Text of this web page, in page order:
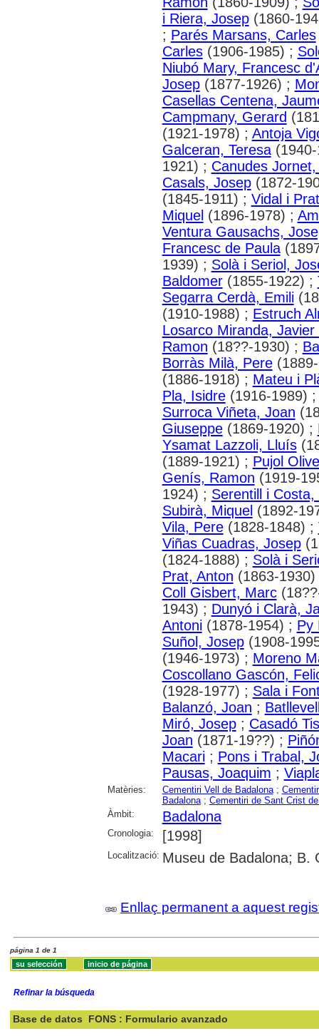
i Riera, Josep(1860-
; Parés Marsans, Carles
Carles(1906-1985) ;
Niubó Mary, Francesc
Josep(1877-1926) ;
Casellas Centena,
Campmany, Gerard
(1921-1978) ; Antoja
Galceran, Teresa
1921) ; Canudes
Casals, Josep(1872-
(1845-1911) ; Vidal i
Miquel(1896-1978) ;
Ventura Gausachs,
Francesc de Paula
1939) ; Solà i Seriol,
Baldomer(1855-1922) ;
Segarra Cerdà, Emili
(1910-1988) ; Estruch
Losarco Miranda, Javier
Ramon (18??-1930) ;
Borràs Milà, Pere
(1886-1918) ; Mateu i
Pla, Isidre(1916-1989)
Surroca Viñeta, Joan
Giuseppe(1869-1920) ;
Ysamat Lazzoli, Lluís
(1889-1921) ; Pujol
Genís, Ramon (1919-
1924) ; Serentill i Costa,
Subirà, Miquel(1892-
Vila, Pere(1828-1848) ;
Viñas Cuadras, Josep
(1824-1888) ; Solà i
Prat, Anton (1863-
Coll Gisbert, Marc
1943) ; Dunyó i Clarà,
Antoni(1878-1954) ; Py
Suñol, Josep(1908-
(1946-1973) ; Moreno
Coscollano Gascón,
(1928-1977) ; Sala i
Balanzó, Joan ;
Miró, Josep; Casadó
Joan (1871-19??) ;
Macari; Pons i Trabal,
Pausas, Joaquim ;
Matèries: Cementiri Vell de Badalona;
Badalona; Cementiri de Sant Crist
Àmbit:
Badalona
Cronologia: [1998]
Localització: Museu de Badalona; B.
Enllaç permanent a aquest
página 1 de 1
Refinar la búsqueda
Base de datos FONS : Formulario avanzado